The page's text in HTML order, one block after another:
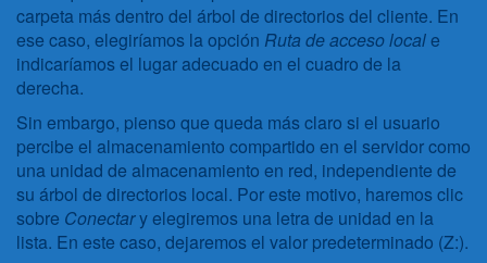
carpeta más dentro del árbol de directorios del cliente. En
ese caso, elegiríamos la opción Ruta de acceso locale
indicaríamos el lugar adecuado en el cuadro de la
derecha.
Sin embargo, pienso que queda más claro si el usuario
percibe el almacenamiento compartido en el servidor como
una unidad de almacenamiento en red, independiente de
su árbol de directorios local. Por este motivo, haremos clic
sobre Conectary elegiremos una letra de unidad en la
lista. En este caso, dejaremos el valor predeterminado (Z:).